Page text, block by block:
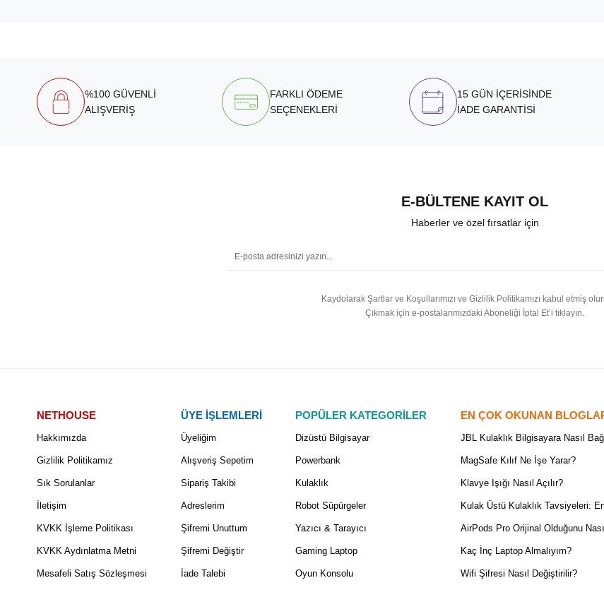
%100 GÜVENLİ
ALIŞVERİŞ
FARKLI ÖDEME
SEÇENEKLERİ
15 GÜN İÇERİSİNDE
İADE GARANTİSİ
E-BÜLTENE KAYIT OL
Haberler ve özel fırsatlar için
Kaydolarak Şartlar ve Koşullarımızı ve Gizlilik Politikamızı kabul etmiş
Çıkmak için e-postalarımızdaki Aboneliği İptal Et’i tıklayın.
NETHOUSE
Hakkımızda
Gizlilik Politikamız
Sık Sorulanlar
İletişim
KVKK İşleme Politikası
KVKK Aydınlatma Metni
Mesafeli Satış Sözleşmesi
ÜYE İŞLEMLERİ
Üyeliğim
Alışveriş Sepetim
Sipariş Takibi
Adreslerim
Şifremi Unuttum
Şifremi Değiştir
İade Talebi
POPÜLER KATEGORİLER
Dizüstü Bilgisayar
Powerbank
Kulaklık
Robot Süpürgeler
Yazıcı & Tarayıcı
Gaming Laptop
Oyun Konsolu
EN ÇOK OKUNAN
JBL Kulaklık Bilgisayara Nasıl
MagSafe Kılıf Ne İşe Yarar?
Klavye Işığı Nasıl Açılır?
Kulak Üstü Kulaklık Tavsiyeleri:
AirPods Pro Orijinal Olduğunu
Kaç İnç Laptop Almalıyım?
Wifi Şifresi Nasıl Değiştirilir?